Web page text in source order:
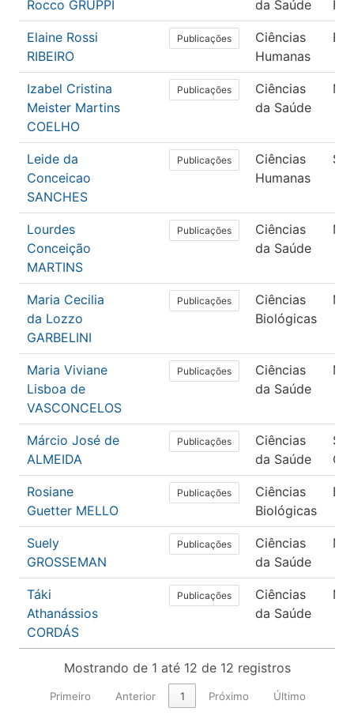
Rocco GRUPPI
da Saúde
Elaine Rossi
RIBEIRO
Publicações
Ciências
Humanas
Izabel Cristina
Meister Martins
COELHO
Publicações
Ciências
da Saúde
Leide da
Conceicao
SANCHES
Publicações
Ciências
Humanas
Lourdes
Conceição
MARTINS
Publicações
Ciências
da Saúde
Maria Cecilia
da Lozzo
GARBELINI
Publicações
Ciências
Biológicas
Maria Viviane
Lisboa de
VASCONCELOS
Publicações
Ciências
da Saúde
Márcio José de
ALMEIDA
Publicações
Ciências
da Saúde
Rosiane
Guetter MELLO
Publicações
Ciências
Biológicas
Suely
GROSSEMAN
Publicações
Ciências
da Saúde
Táki
Athanássios
CORDÁS
Publicações
Ciências
da Saúde
Mostrando de 1 até 12 de 12 registros
Primeiro Anterior 1 Próximo Último